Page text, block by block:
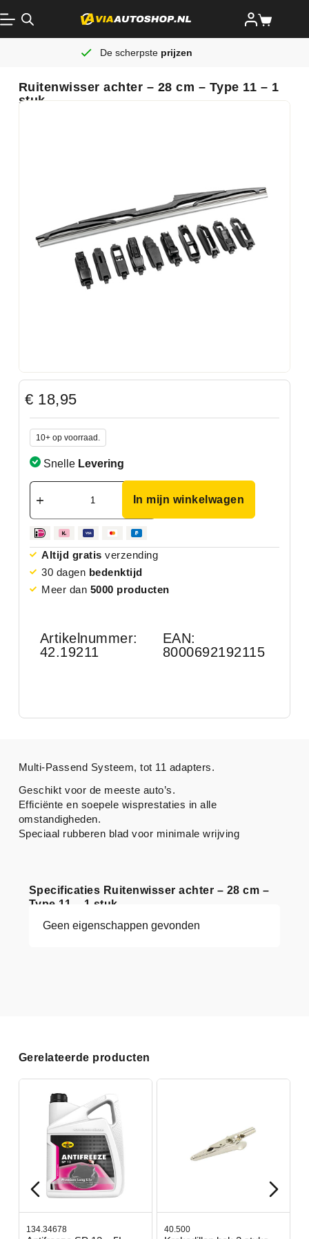
De scherpste prijzen
Ruitenwisser achter – 28 cm – Type 11 – 1
stuk
€ 18,95
10+ op voorraad.
Snelle Levering
In mijn winkelwagen
Altijd gratis verzending
30 dagen bedenktijd
Meer dan 5000 producten
Artikelnummer:
42.19211
EAN:
8000692192115
Specificaties Ruitenwisser achter – 28 cm –
Type 11 – 1 stuk
Geen eigenschappen gevonden
Multi-Passend Systeem, tot 11 adapters.
Geschikt voor de meeste auto’s.
Efficiënte en soepele wisprestaties in alle
omstandigheden.
Speciaal rubberen blad voor minimale wrijving
Gerelateerde producten
134.34678 40.500